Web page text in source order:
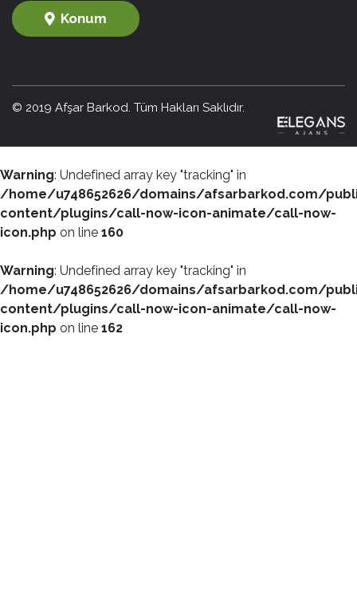
Konum
© 2019 Afşar Barkod. Tüm Hakları Saklıdır.
Warning: Undefined array key "tracking" in
/home/u748652626/domains/afsarbarkod.com/
content/plugins/call-now-icon-animate/call-now-
icon.php on line 160
Warning: Undefined array key "tracking" in
/home/u748652626/domains/afsarbarkod.com/
content/plugins/call-now-icon-animate/call-now-
icon.php on line 162